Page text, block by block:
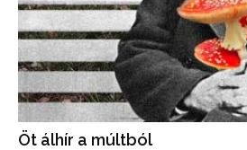
Öt álhír a múltból